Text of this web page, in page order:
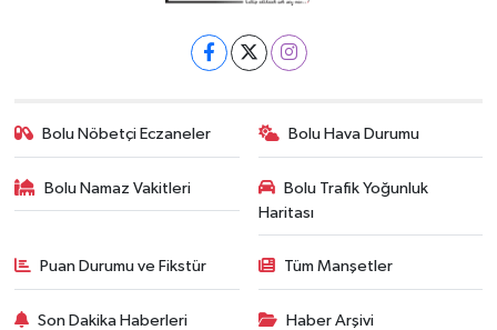
Bolu Nöbetçi Eczaneler Bolu Hava Durumu
Bolu Namaz Vakitleri
Bolu Trafik Yoğunluk
Haritası
Puan Durumu ve Fikstür Tüm Manşetler
Son Dakika Haberleri Haber Arşivi